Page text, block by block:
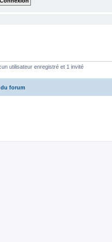
utilisateur enregistré et 1 invité
du forum